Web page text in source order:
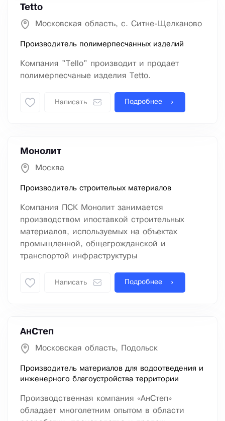
Tetto
Московская область, с. Ситне-Щелканово
Производитель полимерпесчанных изделий
Компания "Тello" производит и продает
полимерпесчаные изделия Tetto.
Написать Подробнее
Монолит
Москва
Производитель строительых материалов
Компания ПСК Монолит занимается
производством ипоставкой строительных
материалов, используемых на объектах
промыщленной, общегрожданской и
транспортой инфраструктуры
Написать Подробнее
АнСтеп
Московская область, Подольск
Производитель материалов для водоотведения и
инженерного благоустройства территории
Производственная компания «АнСтеп»
обладает многолетним опытом в области